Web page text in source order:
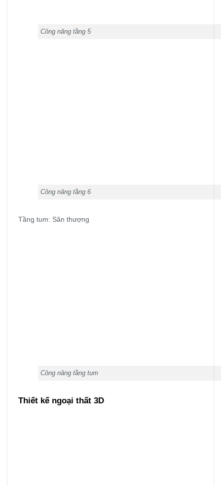
Công năng tầng 5
Công năng tầng 6
Tầng tum: Sân thượng
Công năng tầng tum
Thiết kế ngoại thất 3D